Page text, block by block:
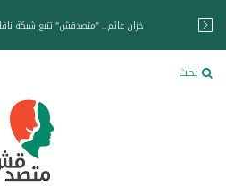
خزان عائم.. "متصدقش" تتبع شبكة
بحث